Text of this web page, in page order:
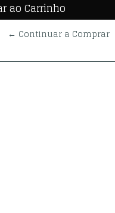
← Continuar a Comprar